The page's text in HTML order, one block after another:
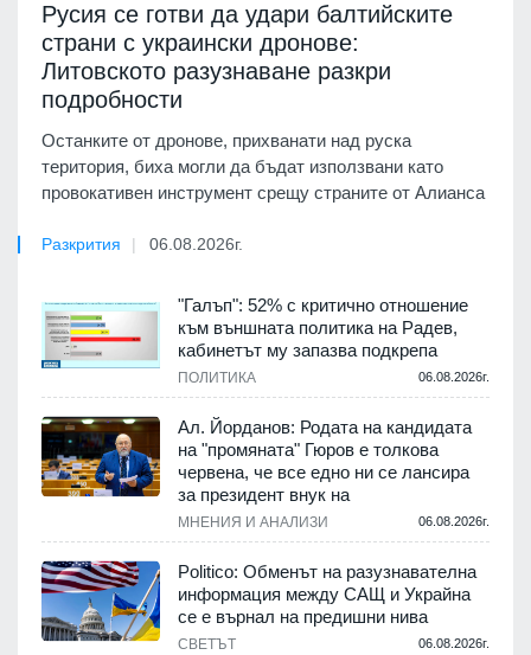
Русия се готви да удари балтийските
страни с украински дронове:
Литовското разузнаване разкри
подробности
Останките от дронове, прихванати над руска
територия, биха могли да бъдат използвани като
провокативен инструмент срещу страните от Алианса
Разкрития 06.08.2026г.
"Галъп": 52% с критично отношение
към външната политика на Радев,
кабинетът му запазва подкрепа
ПОЛИТИКА 06.08.2026г.
Ал. Йорданов: Родата на кандидата
на "промяната" Гюров е толкова
червена, че все едно ни се лансира
за президент внук на
МНЕНИЯ И АНАЛИЗИ 06.08.2026г.
Politico: Обменът на разузнавателна
информация между САЩ и Украйна
се е върнал на предишни нива
СВЕТЪТ 06.08.2026г.